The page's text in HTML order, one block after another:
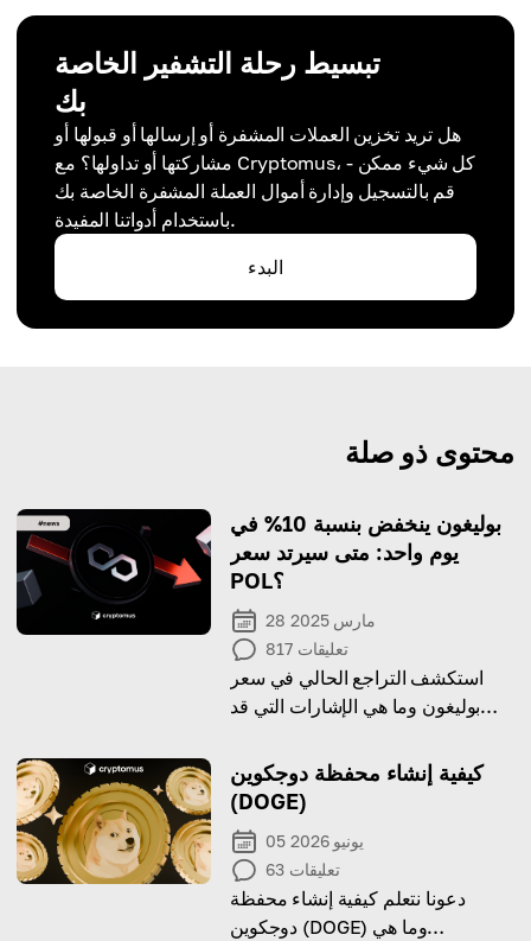
تبسيط رحلة التشفير الخاصة
بك
هل تريد تخزين العملات المشفرة أو إرسالها أو قبولها أو
مشاركتها أو تداولها؟ مع Cryptomus، كل شيء ممكن -
قم بالتسجيل وإدارة أموال العملة المشفرة الخاصة بك
باستخدام أدواتنا المفيدة.
البدء
محتوى ذو صلة
بوليغون ينخفض بنسبة 10% في
يوم واحد: متى سيرتد سعر
POL؟
28 مارس 2025
817 تعليقات
استكشف التراجع الحالي في سعر
بوليغون وما هي الإشارات التي قد
كيفية إنشاء محفظة دوجكوين
(DOGE)
05 يونيو 2026
63 تعليقات
دعونا نتعلم كيفية إنشاء محفظة
دوجكوين (DOGE) وما هي